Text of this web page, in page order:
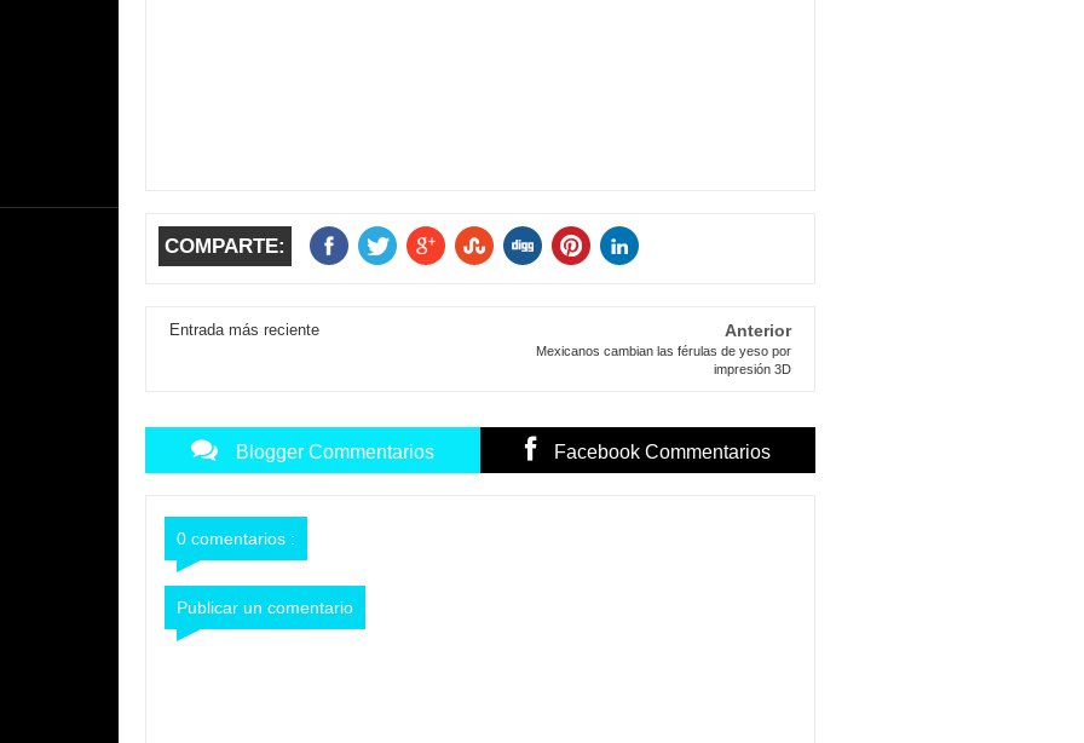
COMPARTE:
Entrada más reciente Anterior
Mexicanos cambian las férulas de yeso por
impresión 3D
Blogger Commentarios Facebook Commentarios
0 comentarios :
Publicar un comentario